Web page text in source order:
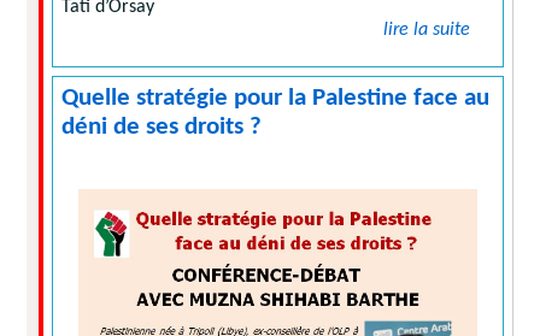
Tati d’Orsay
lire la suite
Quelle stratégie pour la Palestine face au
déni de ses droits ?